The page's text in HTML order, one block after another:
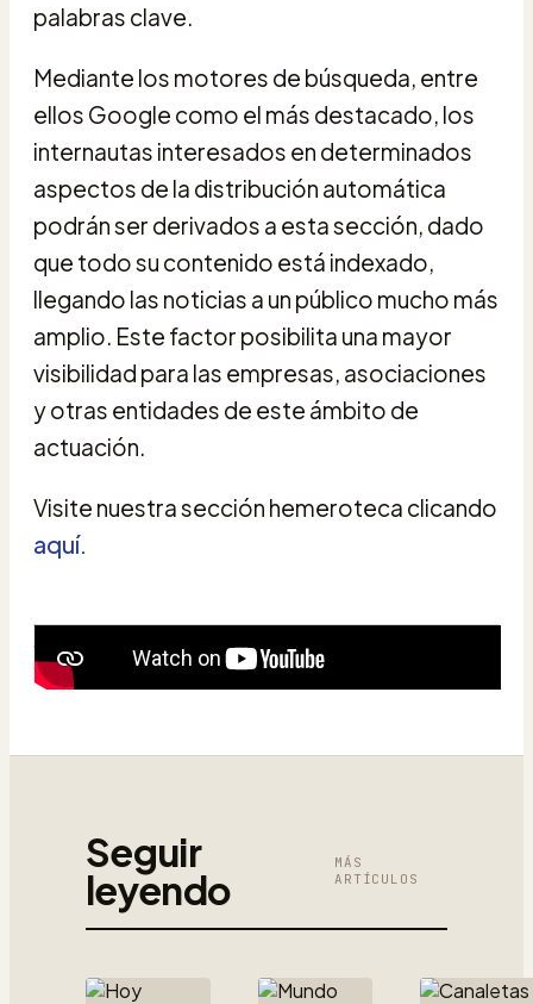
palabras clave.
Mediante los motores de búsqueda, entre
ellos Google como el más destacado, los
internautas interesados en determinados
aspectos de la distribución automática
podrán ser derivados a esta sección, dado
que todo su contenido está indexado,
llegando las noticias a un público mucho más
amplio. Este factor posibilita una mayor
visibilidad para las empresas, asociaciones
y otras entidades de este ámbito de
actuación.
Visite nuestra sección hemeroteca clicando
aquí.
Seguir
leyendo
MÁS
ARTÍCULOS